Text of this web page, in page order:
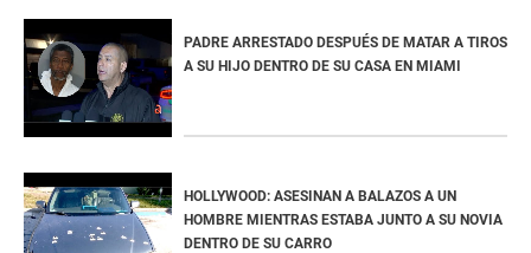
PADRE ARRESTADO DESPUÉS DE MATAR A TIROS
A SU HIJO DENTRO DE SU CASA EN MIAMI
HOLLYWOOD: ASESINAN A BALAZOS A UN
HOMBRE MIENTRAS ESTABA JUNTO A SU NOVIA
DENTRO DE SU CARRO